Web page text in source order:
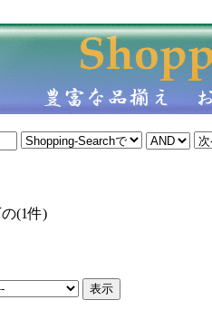
(1件)